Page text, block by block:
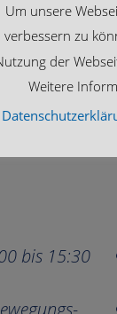
bis 15:30
Um unsere
verbessern zu
der
Weitere